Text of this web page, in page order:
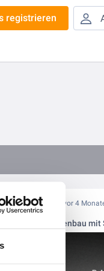
registrieren
vor 4
HALTEC: Hallenbau mit